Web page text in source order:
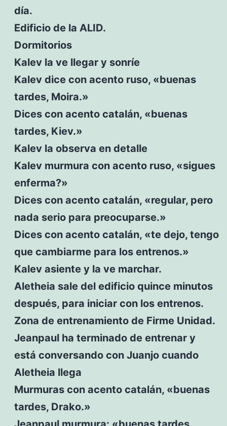
día.
Edificio de la ALID.
Dormitorios
Kalev la ve llegar y sonríe
Kalev dice con acento ruso, «buenas
tardes, Moira.»
Dices con acento catalán, «buenas
tardes, Kiev.»
Kalev la observa en detalle
Kalev murmura con acento ruso, «sigues
enferma?»
Dices con acento catalán, «regular, pero
nada serio para preocuparse.»
Dices con acento catalán, «te dejo, tengo
que cambiarme para los entrenos.»
Kalev asiente y la ve marchar.
Aletheia sale del edificio quince minutos
después, para iniciar con los entrenos.
Zona de entrenamiento de Firme Unidad.
Jeanpaul ha terminado de entrenar y
está conversando con Juanjo cuando
Aletheia llega
Murmuras con acento catalán, «buenas
tardes, Drako.»